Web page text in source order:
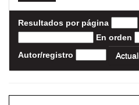
Resultados por página
En orden
Autor/registro